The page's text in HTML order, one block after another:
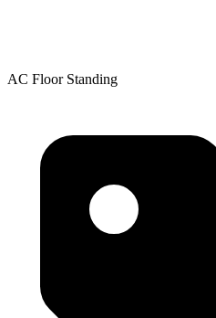
AC Floor Standing